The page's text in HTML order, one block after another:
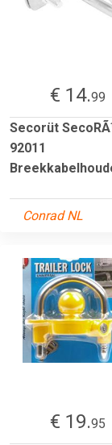
€ 14.99
Secorüt
92011
Conrad NL
€ 19.95